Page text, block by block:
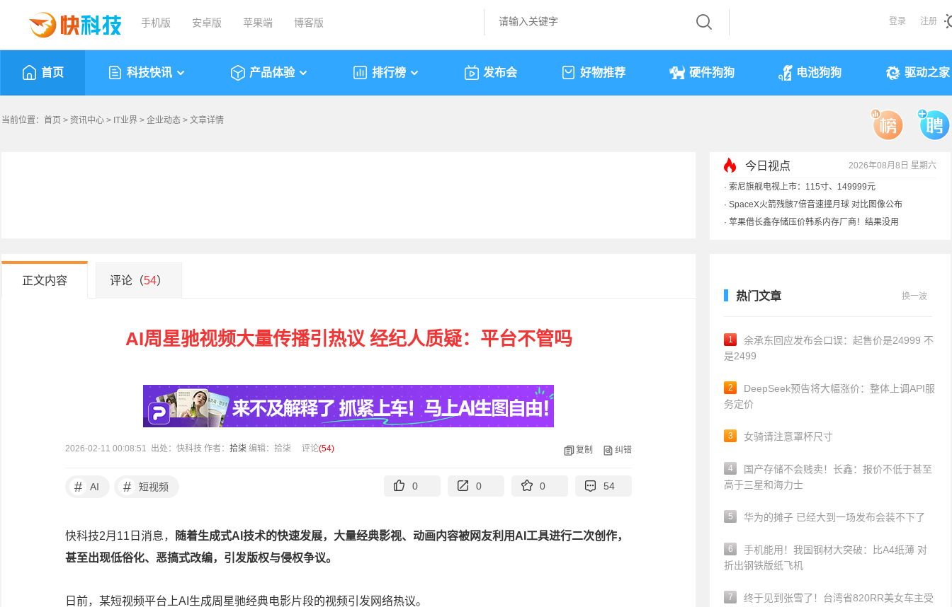
手机版 安卓版 苹果端 博客版 登录 注册
首页 科技快讯 产品体验 排行榜 发布会 好物推荐 硬件狗狗 电池狗狗 驱动之家
当前位置： 首页 > 资讯中心 > IT业界 > 企业动态 > 文章详情
今日视点 2026年08月8日 星期六
· 索尼旗舰电视上市：115寸、149999元
· SpaceX火箭残骸7倍音速撞月球 对比图像公布
· 苹果借长鑫存储压价韩系内存厂商！结果没用
正文内容 评论（54）
AI周星驰视频大量传播引热议 经纪人质疑：平台不管吗
2026-02-11 00:08:51 出处：快科技 作者： 拾柒 编辑：拾柒 评论(54) 复制 纠错
# AI # 短视频 0 0 0 54
快科技2月11日消息，
随着生成式AI技术的快速发展，大量经典影视、动画内容被网友利用AI工具进行二次创作，
甚至出现低俗化、恶搞式改编，引发版权与侵权争议。
日前，某短视频平台上AI生成周星驰经典电影片段的视频引发网络热议。
热门文章 换一波
1
余承东回应发布会口误：起售价是24999 不
是2499
2
DeepSeek预告将大幅涨价：整体上调API服
务定价
3 女骑请注意罩杯尺寸
4
国产存储不会贱卖！长鑫：报价不低于甚至
高于三星和海力士
5 华为的摊子 已经大到一场发布会装不下了
6
手机能用！我国钢材大突破：比A4纸薄 对
折出钢铁版纸飞机
7
终于见到张雪了！台湾省820RR美女车主受